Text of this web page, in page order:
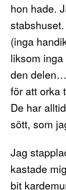
hon hade.
(inga
liksom
den
för att orka
De har
sött, som
Jag
kastade
bit